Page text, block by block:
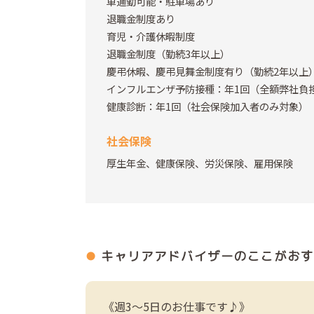
退職金制度あり
育児・介護休暇制度
退職金制度（勤続3年以上）
慶弔休暇、慶弔見舞金制度有り（勤続2年以上）
インフルエンザ予防接種：年1回（全額弊社負
健康診断：年1回（社会保険加入者のみ対象）
社会保険
厚生年金、健康保険、労災保険、雇用保険
キャリアアドバイザーのここがお
《週3～5日のお仕事です♪》